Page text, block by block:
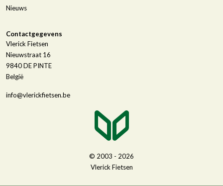
Nieuws
Contactgegevens
Vlerick Fietsen
Nieuwstraat 16
9840DE PINTE
België
info@vlerickfietsen.be
© 2003 - 2026
Vlerick Fietsen